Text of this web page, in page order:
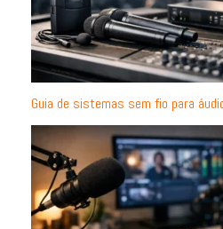
Guia de sistemas sem fio para